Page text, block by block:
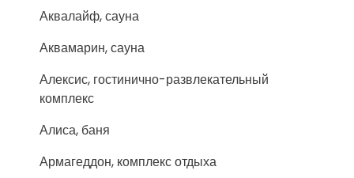
Аквалайф, сауна
Аквамарин, сауна
Алексис, гостинично-развлекательный
комплекс
Алиса, баня
Армагеддон, комплекс отдыха